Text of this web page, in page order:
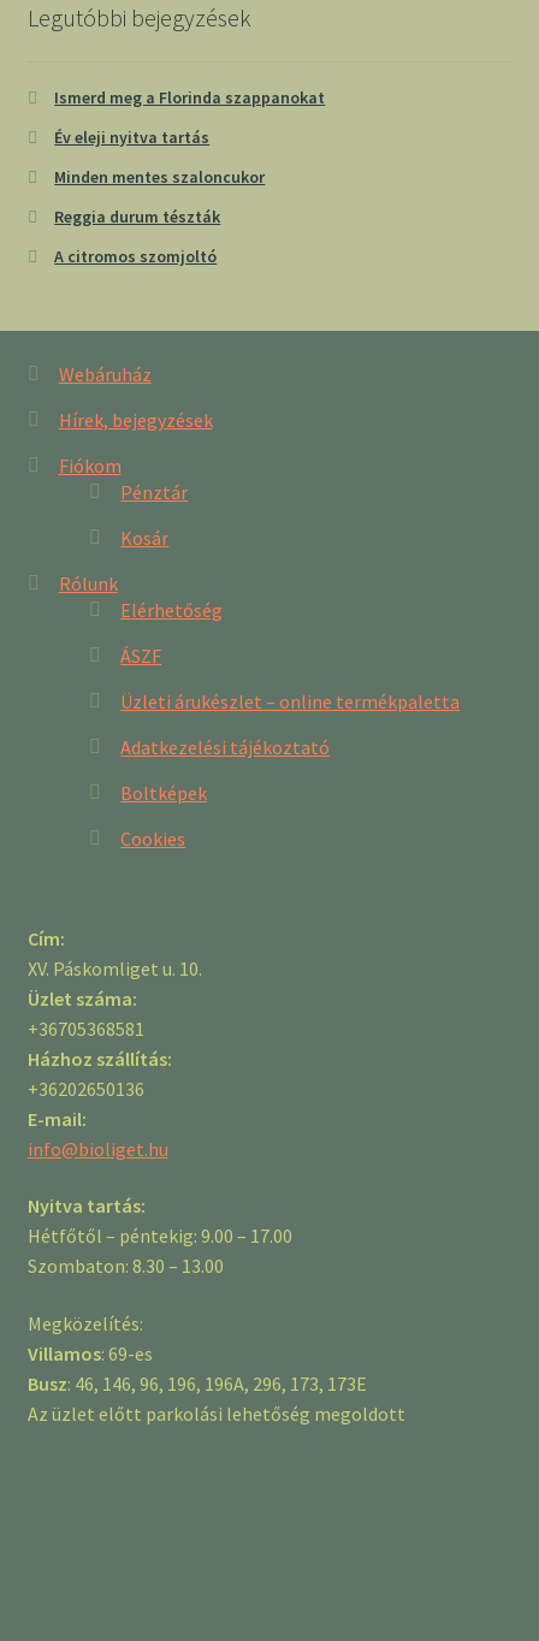
Legutóbbi bejegyzések
Ismerd meg a Florinda szappanokat
Év eleji nyitva tartás
Minden mentes szaloncukor
Reggia durum tészták
A citromos szomjoltó
Webáruház
Hírek, bejegyzések
Fiókom
Pénztár
Kosár
Rólunk
Elérhetőség
ÁSZF
Üzleti árukészlet – online termékpaletta
Adatkezelési tájékoztató
Boltképek
Cookies
Cím:
XV. Páskomliget u. 10.
Üzlet száma:
+36705368581
Házhoz szállítás:
+36202650136
E-mail:
info@bioliget.hu
Nyitva tartás:
Hétfőtől – péntekig: 9.00 – 17.00
Szombaton: 8.30 – 13.00
Megközelítés:
Villamos: 69-es
Busz: 46, 146, 96, 196, 196A, 296, 173, 173E
Az üzlet előtt parkolási lehetőség megoldott